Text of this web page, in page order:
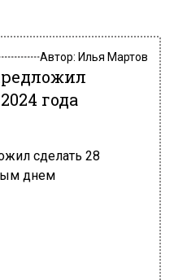
Автор: Илья Мартов
года